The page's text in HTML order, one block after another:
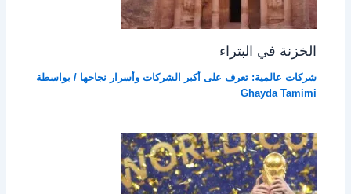
الخزنة في البتراء
شركات عالمية: تعرف على أكبر الشركات وأسرار نجاحها / بواسطة
Ghayda Tamimi